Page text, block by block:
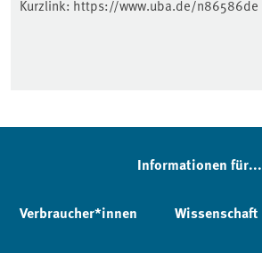
Kurzlink: https://www.uba.de/n86586de
Informationen für...
Verbraucher*innen Wissenschaft